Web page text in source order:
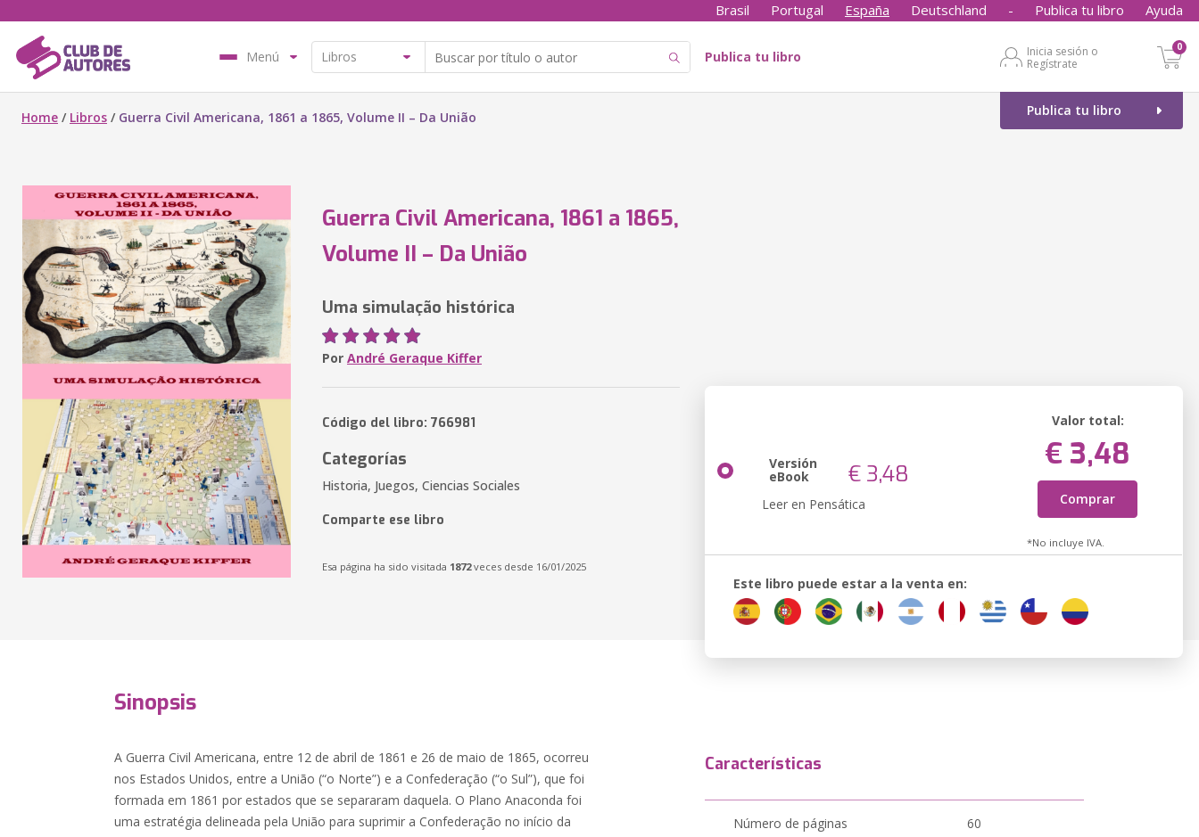
Brasil Portugal España Deutschland - Publica tu libro Ayuda
Menú Publica tu libro
Inicia sesión o
Regístrate
0
Publica tu libro
Home / Libros / Guerra Civil Americana, 1861 a 1865, Volume II – Da União
Guerra Civil Americana, 1861 a 1865,
Volume II – Da União
Uma simulação histórica
Por André Geraque Kiffer
Código del libro: 766981
Categorías
Historia, Juegos, Ciencias Sociales
Comparte ese libro
Esa página ha sido visitada 1872veces desde 16/01/2025
Versión
eBook € 3,48
Leer en Pensática
Valor total:
€ 3,48
Comprar
*No incluye IVA.
Este libro puede estar a la venta en:
Sinopsis
A Guerra Civil Americana, entre 12 de abril de 1861 e 26 de maio de 1865, ocorreu
nos Estados Unidos, entre a União (“o Norte”) e a Confederação (“o Sul”), que foi
formada em 1861 por estados que se separaram daquela. O Plano Anaconda foi
uma estratégia delineada pela União para suprimir a Confederação no início da
Características
Número de páginas 60